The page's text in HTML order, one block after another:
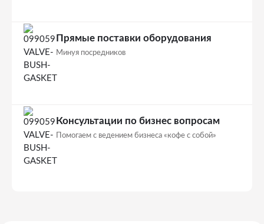
Прямые поставки оборудования
Минуя посредников
Консультации по бизнес вопросам
Помогаем с ведением бизнеса «кофе с собой»